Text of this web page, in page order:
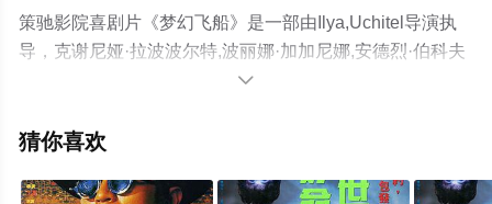
策驰影院喜剧片《梦幻飞船》是一部由Ilya,Uchitel导演执
导，克谢尼娅·拉波波尔特,波丽娜·加加尼娜,安德烈·伯科夫
斯基,列昂尼德·亚尔莫利尼克,费奥·杜布朗拉沃夫,谢尔盖·加
特,Anastasiya,Saklakova,Anton,Biryukov,塔蒂安娜等演员
电影大全就上策驰电影网，更多相关信息可移步至豆瓣电

猜你喜欢